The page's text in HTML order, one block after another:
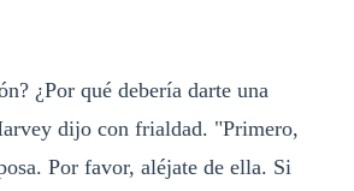
¿Por qué debería darte una
dijo con frialdad. "Primero,
Por favor, aléjate de ella. Si